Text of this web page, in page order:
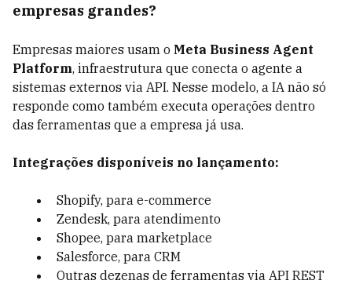
empresas grandes?
Empresas maiores usam o Meta Business Agent
Platform, infraestrutura que conecta o agente a
sistemas externos via API. Nesse modelo, a IA não só
responde como também executa operações dentro
das ferramentas que a empresa já usa.
Integrações disponíveis no lançamento:
Shopify, para e-commerce
Zendesk, para atendimento
Shopee, para marketplace
Salesforce, para CRM
Outras dezenas de ferramentas via API REST